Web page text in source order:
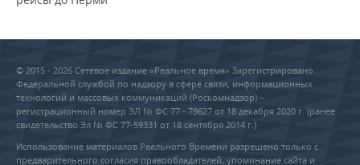
© 2015 - 2026 Сетевое издание «Реальное время» Зарегистрировано
Федеральной службой по надзору в сфере связи, информационных
технологий и массовых коммуникаций (Роскомнадзор) –
регистрационный номер ЭЛ № ФС 77 - 79627 от 18 декабря 2020 г. (ранее
свидетельство Эл № ФС 77-59331 от 18 сентября 2014 г.)
Использование материалов Реального Времени разрешено только с
предварительного согласия правообладателей, упоминание сайта и